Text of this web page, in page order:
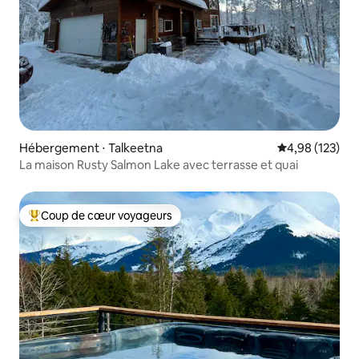
Hébergement ⋅ Talkeetna Évaluation
4,98 (123)
La maison Rusty Salmon Lake avec terrasse et quai
Coups de cœur voyageurs les plus appréciés
Coup de cœur voyageurs